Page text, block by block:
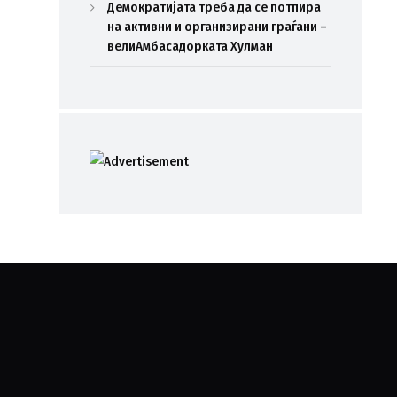
Демократијата треба да се потпира
на активни и организирани граѓани –
велиАмбасадорката Хулман